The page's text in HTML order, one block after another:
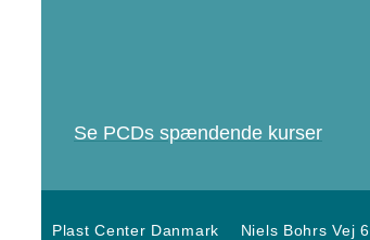
Se PCDs spændende kurser
Plast Center Danmark Niels Bohrs Vej 6